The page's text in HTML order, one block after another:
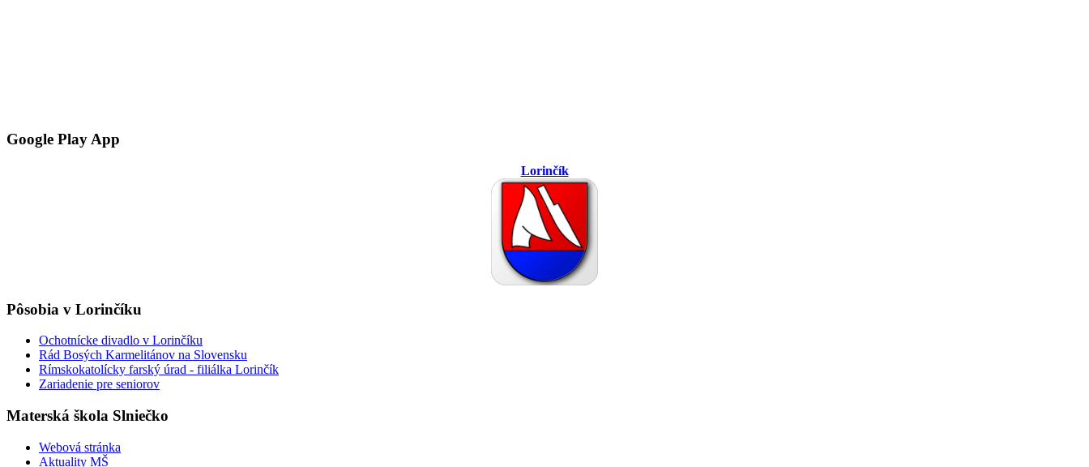
Google Play App
Lorinčík
Pôsobia v Lorinčíku
Ochotnícke divadlo v Lorinčíku
Rád Bosých Karmelitánov na Slovensku
Rímskokatolícky farský úrad - filiálka Lorinčík
Zariadenie pre seniorov
Materská škola Slniečko
Webová stránka
Aktuality MŠ